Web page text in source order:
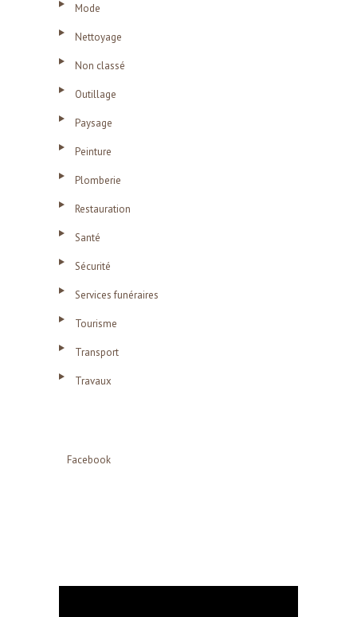
Mode
Nettoyage
Non classé
Outillage
Paysage
Peinture
Plomberie
Restauration
Santé
Sécurité
Services funéraires
Tourisme
Transport
Travaux
Facebook